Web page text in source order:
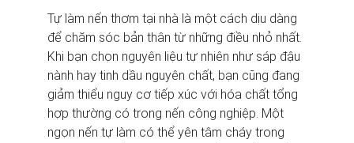
Tự làm nến thơm tại nhà là một cách dịu dàng
để chăm sóc bản thân từ những điều nhỏ nhất.
Khi bạn chọn nguyên liệu tự nhiên như sáp đậu
nành hay tinh dầu nguyên chất, bạn cũng đang
giảm thiểu nguy cơ tiếp xúc với hóa chất tổng
hợp thường có trong nến công nghiệp. Một
ngọn nến tự làm có thể yên tâm cháy trong